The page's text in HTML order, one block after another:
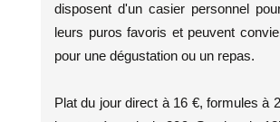
disposent d'un casier personnel
leurs puros favoris et peuvent
pour une dégustation ou un repas.
Plat du jour direct à 16 €, formules à